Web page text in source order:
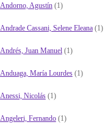
Andorno, Agustín(1)
Andrade Cassani, Selene Eleana(1)
Andrés, Juan Manuel(1)
Anduaga, María Lourdes(1)
Anessi, Nicolás(1)
Angeleri, Fernando(1)